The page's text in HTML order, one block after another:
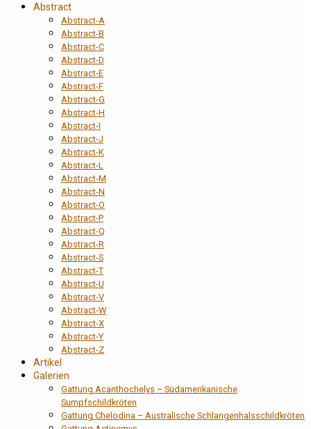
Abstract
Abstract-A
Abstract-B
Abstract-C
Abstract-D
Abstract-E
Abstract-F
Abstract-G
Abstract-H
Abstract-I
Abstract-J
Abstract-K
Abstract-L
Abstract-M
Abstract-N
Abstract-O
Abstract-P
Abstract-Q
Abstract-R
Abstract-S
Abstract-T
Abstract-U
Abstract-V
Abstract-W
Abstract-X
Abstract-Y
Abstract-Z
Artikel
Galerien
Gattung Acanthochelys – Südamerikanische
Sumpfschildkröten
Gattung Chelodina – Australische Schlangenhalsschildkröten